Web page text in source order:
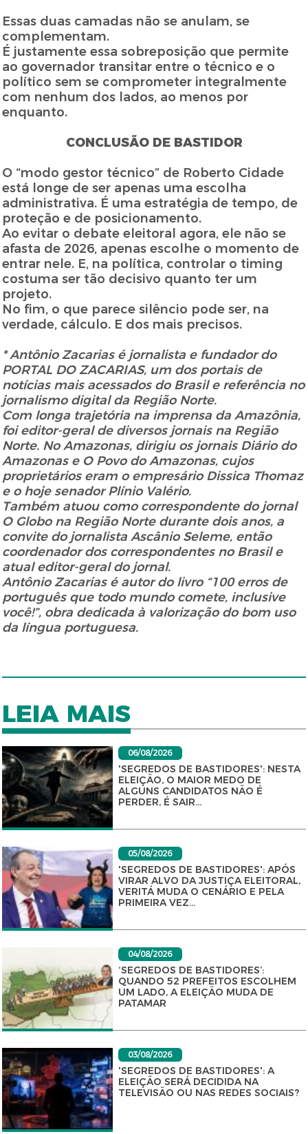
Essas duas camadas não se anulam, se
complementam.
É justamente essa sobreposição que permite
ao governador transitar entre o técnico e o
político sem se comprometer integralmente
com nenhum dos lados, ao menos por
enquanto.
CONCLUSÃO DE BASTIDOR
O “modo gestor técnico” de Roberto Cidade
está longe de ser apenas uma escolha
administrativa. É uma estratégia de tempo, de
proteção e de posicionamento.
Ao evitar o debate eleitoral agora, ele não se
afasta de 2026, apenas escolhe o momento de
entrar nele. E, na política, controlar o timing
costuma ser tão decisivo quanto ter um
projeto.
No fim, o que parece silêncio pode ser, na
verdade, cálculo. E dos mais precisos.
* Antônio Zacarias é jornalista e fundador do
PORTAL DO ZACARIAS, um dos portais de
notícias mais acessados do Brasil e referência no
jornalismo digital da Região Norte.
Com longa trajetória na imprensa da Amazônia,
foi editor-geral de diversos jornais na Região
Norte. No Amazonas, dirigiu os jornais Diário do
Amazonas e O Povo do Amazonas, cujos
proprietários eram o empresário Dissica Thomaz
e o hoje senador Plínio Valério.
Também atuou como correspondente do jornal
O Globo na Região Norte durante dois anos, a
convite do jornalista Ascânio Seleme, então
coordenador dos correspondentes no Brasil e
atual editor-geral do jornal.
Antônio Zacarias é autor do livro “100 erros de
português que todo mundo comete, inclusive
você!”, obra dedicada à valorização do bom uso
da língua portuguesa.
LEIA MAIS
06/08/2026
'SEGREDOS DE BASTIDORES': NESTA
ELEIÇÃO, O MAIOR MEDO DE
ALGUNS CANDIDATOS NÃO É
PERDER, É SAIR...
05/08/2026
'SEGREDOS DE BASTIDORES': APÓS
VIRAR ALVO DA JUSTIÇA ELEITORAL,
VERITÁ MUDA O CENÁRIO E PELA
PRIMEIRA VEZ...
04/08/2026
‘SEGREDOS DE BASTIDORES’:
QUANDO 52 PREFEITOS ESCOLHEM
UM LADO, A ELEIÇÃO MUDA DE
PATAMAR
03/08/2026
'SEGREDOS DE BASTIDORES': A
ELEIÇÃO SERÁ DECIDIDA NA
TELEVISÃO OU NAS REDES SOCIAIS?